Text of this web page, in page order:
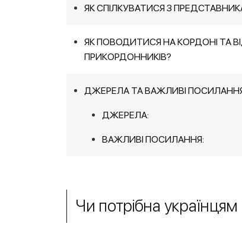
ЯК СПІЛКУВАТИСЯ З
ЯК ПОВОДИТИСЯ НА КОРДОНІ ТА
ПРИКОРДОННИКІВ?
ДЖЕРЕЛА ТА ВАЖЛИВІ
ДЖЕРЕЛА:
ВАЖЛИВІ ПОСИЛАННЯ:
Чи потрібна